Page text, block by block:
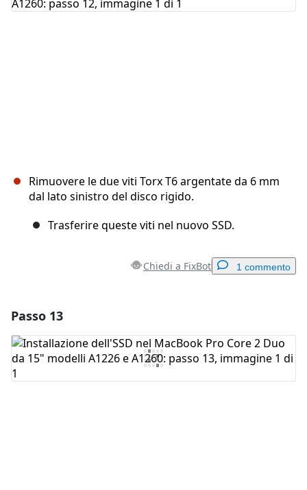
Annulla
Rimuovere le due viti Torx T6 argentate da 6 mm
dal lato sinistro del disco rigido.
Trasferire queste viti nel nuovo SSD.
Chiedi a FixBot 1 commento
Aggiungi Commento
Passo 13